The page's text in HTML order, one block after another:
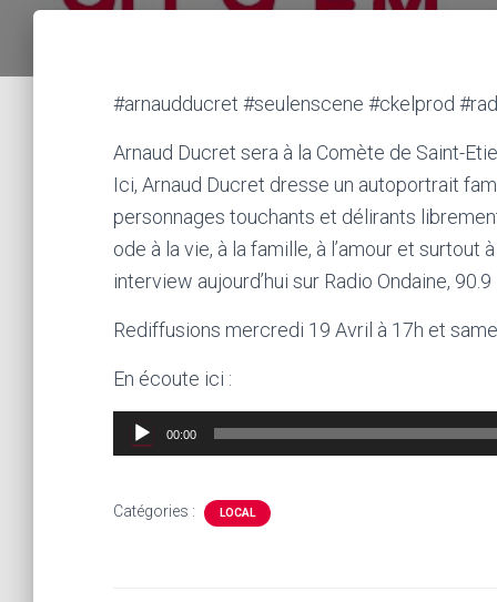
#arnaudducret #seulenscene #ckelprod
Arnaud Ducret sera à la Comète de Saint-
Ici, Arnaud Ducret dresse un autoportrait
personnages touchants et délirants
ode à la vie, à la famille, à l’amour et surtout
interview aujourd’hui sur Radio Ondaine,
Rediffusions mercredi 19 Avril à 17h et
En écoute ici :
Lecteur
audio
00:00
Catégories : LOCAL